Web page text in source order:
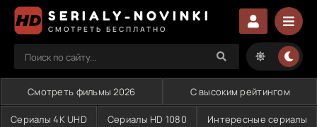
SERIALY-NOVINKI
СМОТРЕТЬ БЕСПЛАТНО
Смотреть фильмы 2026 С высоким рейтингом
Сериалы 4K UHD Сериалы HD 1080 Интересные сериалы